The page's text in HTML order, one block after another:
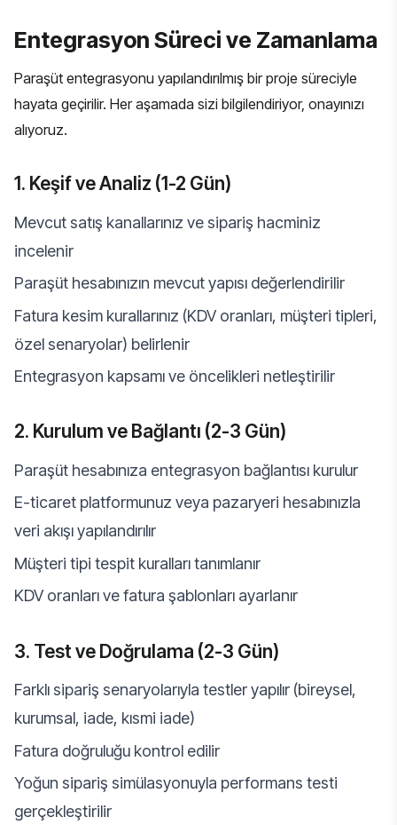
Entegrasyon Süreci ve Zamanlama
Paraşüt entegrasyonu yapılandırılmış bir proje süreciyle
hayata geçirilir. Her aşamada sizi bilgilendiriyor, onayınızı
alıyoruz.
1. Keşif ve Analiz (1-2 Gün)
Mevcut satış kanallarınız ve sipariş hacminiz
incelenir
Paraşüt hesabınızın mevcut yapısı değerlendirilir
Fatura kesim kurallarınız (KDV oranları, müşteri tipleri,
özel senaryolar) belirlenir
Entegrasyon kapsamı ve öncelikleri netleştirilir
2. Kurulum ve Bağlantı (2-3 Gün)
Paraşüt hesabınıza entegrasyon bağlantısı kurulur
E-ticaret platformunuz veya pazaryeri hesabınızla
veri akışı yapılandırılır
Müşteri tipi tespit kuralları tanımlanır
KDV oranları ve fatura şablonları ayarlanır
3. Test ve Doğrulama (2-3 Gün)
Farklı sipariş senaryolarıyla testler yapılır (bireysel,
kurumsal, iade, kısmi iade)
Fatura doğruluğu kontrol edilir
Yoğun sipariş simülasyonuyla performans testi
gerçekleştirilir